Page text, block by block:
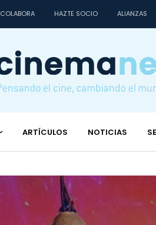
COLABORA HAZTE SOCIO ALIANZAS
ARTÍCULOS NOTICIAS